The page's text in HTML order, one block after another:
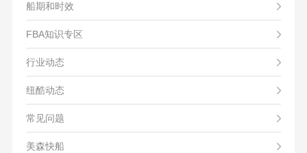
船期和时效
FBA知识专区
行业动态
纽酷动态
常见问题
美森快船